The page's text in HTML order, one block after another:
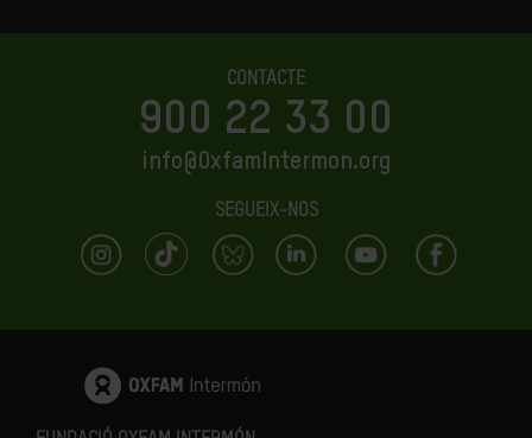
CONTACTE
900 22 33 00
info@OxfamIntermon.org
SEGUEIX-NOS